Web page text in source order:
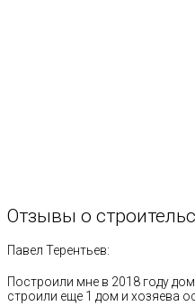
Отзывы о
Павел Терентьев:
Построили мне в 2018 году
строили еще 1 дом и хозяева